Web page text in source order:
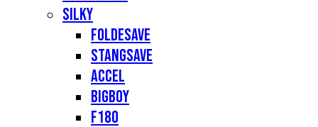
Silky
Foldesave
Stangsave
Accel
Bigboy
F180